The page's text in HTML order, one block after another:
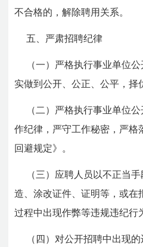
不合格的，解除聘用关系。
五、严肃招聘纪律
（一）严格执行事业单位
实做到公开、公正、公平，择
（二）严格执行事业单位
作纪律，严守工作秘密，严格
回避规定》。
（三）应聘人员以不正当
造、涂改证件、证明等，或在
过程中出现作弊等违规违纪行
（四）对公开招聘中出现